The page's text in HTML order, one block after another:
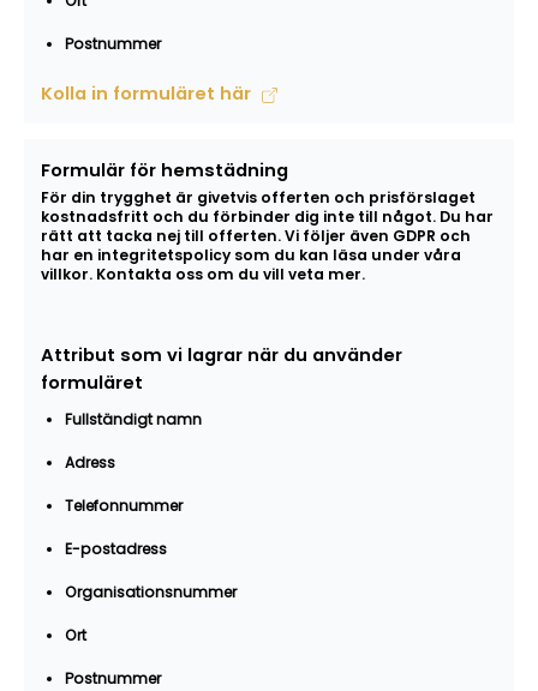
Postnummer
Kolla in formuläret här
Formulär för hemstädning
För din trygghet är givetvis offerten och prisförslaget
kostnadsfritt och du förbinder dig inte till något. Du har
rätt att tacka nej till offerten. Vi följer även GDPR och
har en integritetspolicy som du kan läsa under våra
villkor. Kontakta oss om du vill veta mer.
Attribut som vi lagrar när du använder
formuläret
Fullständigt namn
Adress
Telefonnummer
E-postadress
Organisationsnummer
Ort
Postnummer